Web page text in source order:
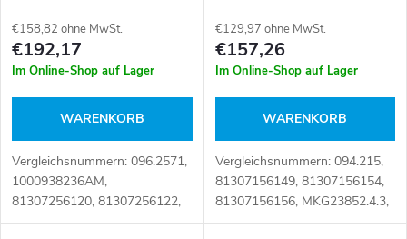
€158,82 ohne MwSt.
€192,17
Im Online-Shop auf Lager
WARENKORB
Vergleichsnummern: 096.2571,
1000938236AM,
81307256120, 81307256122,
KA1000938236AM
€129,97 ohne MwSt.
€157,26
Im Online-Shop auf Lager
WARENKORB
Vergleichsnummern: 094.215,
81307156149, 81307156154,
81307156156, MKG23852.4.3,
MKG2385243 Artikelnummer: